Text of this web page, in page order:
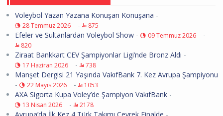
Voleybol Yazan Yazana Konuşan Konuşana -
28 Temmuz 2026 - 875
Efeler ve Sultanlardan Voleybol Show - 09 Temmuz 2026 -
820
Ziraat Bankkart CEV Şampiyonlar Ligi’nde Bronz Aldı -
17 Haziran 2026 - 738
Manşet Dergisi 21 Yaşında VakıfBank 7. Kez Avrupa Şampiyonu
-
22 Mayıs 2026 - 1053
AXA Sigorta Kupa Voley’de Şampiyon VakıfBank -
13 Nisan 2026 - 2178
Avrupa’da İlk Kez 4 Türk Takımı Çeyrek Finalde -